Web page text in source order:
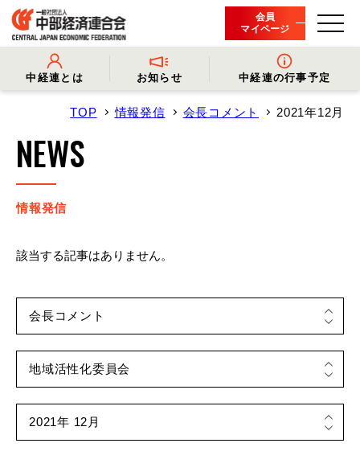
会員
マイページ
中経連とは
- 中経連とは - 会長挨拶
- 役員名簿
- 会員一覧
お知らせ
- プレスリリース
- 会長コメント
- イベント・セミナー
中経連の行事予定
TOP 情報発信 会長コメント 2021年12月
NEWS
情報発信
該当する記事はありません。